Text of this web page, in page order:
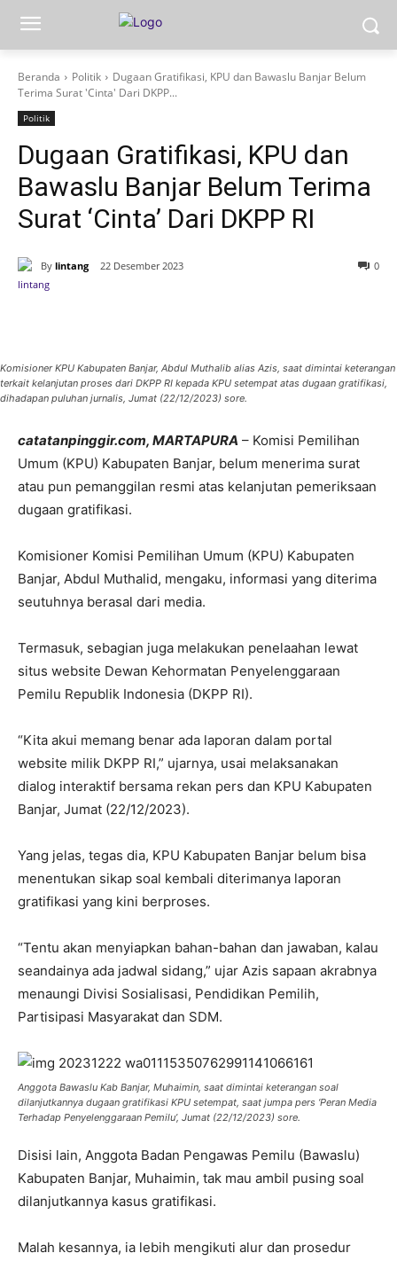
Beranda Politik
Dugaan Gratifikasi, KPU dan Bawaslu Banjar Belum
Terima Surat 'Cinta' Dari DKPP...
Politik
Dugaan Gratifikasi, KPU dan
Bawaslu Banjar Belum Terima
Surat ‘Cinta’ Dari DKPP RI
By lintang 22 Desember 2023 0
Komisioner KPU Kabupaten Banjar, Abdul Muthalib alias Azis, saat dimintai keterangan
terkait kelanjutan proses dari DKPP RI kepada KPU setempat atas dugaan gratifikasi,
dihadapan puluhan jurnalis, Jumat (22/12/2023) sore.
catatanpinggir.com, MARTAPURA – Komisi Pemilihan
Umum (KPU) Kabupaten Banjar, belum menerima surat
atau pun pemanggilan resmi atas kelanjutan pemeriksaan
dugaan gratifikasi.
Komisioner Komisi Pemilihan Umum (KPU) Kabupaten
Banjar, Abdul Muthalid, mengaku, informasi yang diterima
seutuhnya berasal dari media.
Termasuk, sebagian juga melakukan penelaahan lewat
situs website Dewan Kehormatan Penyelenggaraan
Pemilu Republik Indonesia (DKPP RI).
“Kita akui memang benar ada laporan dalam portal
website milik DKPP RI,” ujarnya, usai melaksanakan
dialog interaktif bersama rekan pers dan KPU Kabupaten
Banjar, Jumat (22/12/2023).
Yang jelas, tegas dia, KPU Kabupaten Banjar belum bisa
menentukan sikap soal kembali diterimanya laporan
gratifikasi yang kini berproses.
“Tentu akan menyiapkan bahan-bahan dan jawaban, kalau
seandainya ada jadwal sidang,” ujar Azis sapaan akrabnya
menaungi Divisi Sosialisasi, Pendidikan Pemilih,
Partisipasi Masyarakat dan SDM.
Anggota Bawaslu Kab Banjar, Muhaimin, saat dimintai keterangan soal
dilanjutkannya dugaan gratifikasi KPU setempat, saat jumpa pers ‘Peran Media
Terhadap Penyelenggaraan Pemilu’, Jumat (22/12/2023) sore.
Disisi lain, Anggota Badan Pengawas Pemilu (Bawaslu)
Kabupaten Banjar, Muhaimin, tak mau ambil pusing soal
dilanjutkannya kasus gratifikasi.
Malah kesannya, ia lebih mengikuti alur dan prosedur